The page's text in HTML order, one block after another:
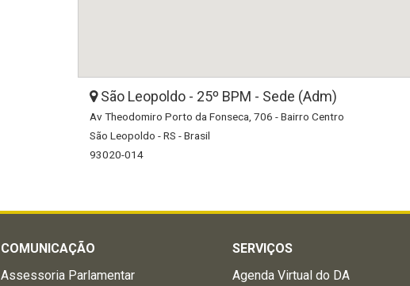
São Leopoldo - 25º BPM - Sede (Adm)
Av Theodomiro Porto da Fonseca, 706 - Bairro Centro
São Leopoldo - RS - Brasil
93020-014
COMUNICAÇÃO
Assessoria Parlamentar
SERVIÇOS
Agenda Virtual do DA